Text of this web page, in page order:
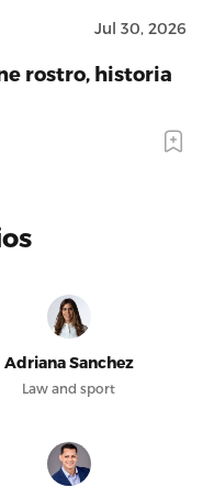
Jul 30, 2026
rostro, historia
Adriana Sanchez
Law and sport